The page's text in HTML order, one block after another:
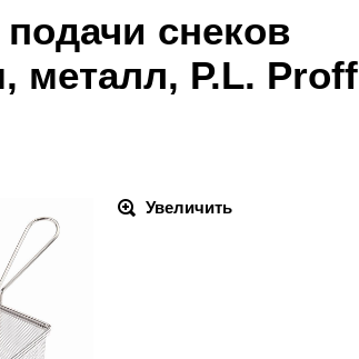
снеков
металл, P.L. Proff
Увеличить